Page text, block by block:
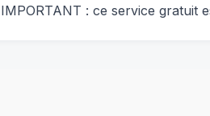
IMPORTANT : ce service gratuit